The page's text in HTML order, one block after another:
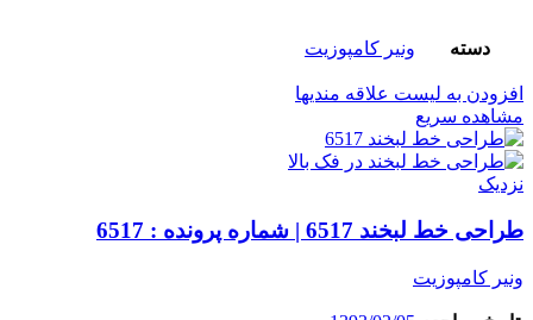
دسته ونیر کامپوزیت
افزودن به لیست علاقه مندیها
مشاهده سریع
نزدیک
طراحی خط لبخند 6517 | شماره پرونده : 6517
ونیر کامپوزیت